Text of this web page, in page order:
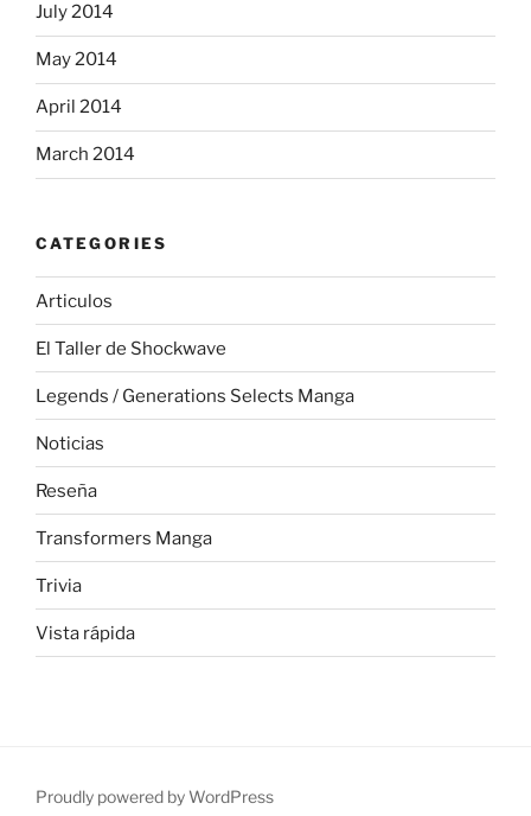
July 2014
May 2014
April 2014
March 2014
CATEGORIES
Articulos
El Taller de Shockwave
Legends / Generations Selects Manga
Noticias
Reseña
Transformers Manga
Trivia
Vista rápida
Proudly powered by WordPress